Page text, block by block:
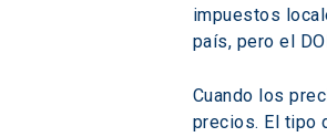
impuestos
país, pero el
Cuando los
precios. El tipo